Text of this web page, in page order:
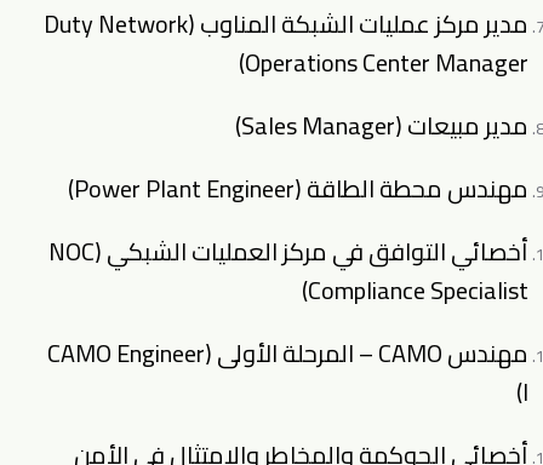
مدير مركز عمليات الشبكة المناوب (Duty Network
Operations Center Manager)
مدير مبيعات (Sales Manager)
مهندس محطة الطاقة (Power Plant Engineer)
أخصائي التوافق في مركز العمليات الشبكي (NOC
Compliance Specialist)
مهندس CAMO – المرحلة الأولى (CAMO Engineer
I)
أخصائي الحوكمة والمخاطر والامتثال في الأمن